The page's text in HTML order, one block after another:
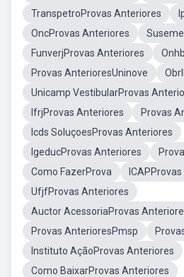
TranspetroProvas Anteriores
OncProvas Anteriores
FunverjProvas Anteriores
Provas AnterioresUninove
Unicamp VestibularProvas
IfrjProvas Anteriores
Provas
Icds SoluçoesProvas Anteriores
IgeducProvas Anteriores
Como FazerProva
UfjfProvas Anteriores
Auctor AcessoriaProvas
Provas AnterioresPmsp
Instituto AçãoProvas Anteriores
Como BaixarProvas Anteriores